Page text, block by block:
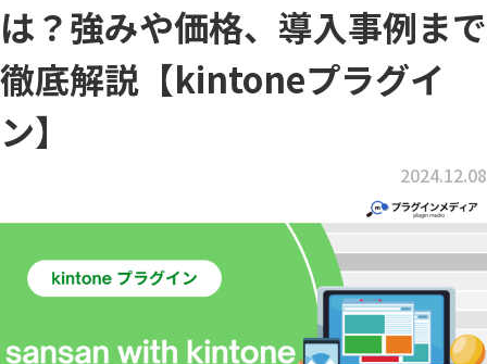
は？強みや価格、導入事例まで
徹底解説【kintoneプラグイ
ン】
2024.12.08